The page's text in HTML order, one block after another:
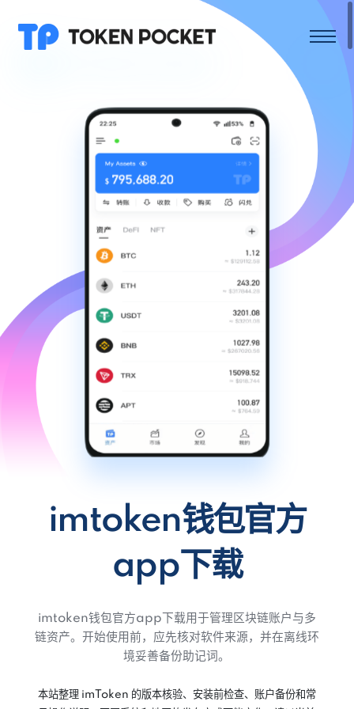
imtoken钱包官方
app下载
imtoken钱包官方app下载用于管理区块链账户与多
链资产。开始使用前，应先核对软件来源，并在离线环
境妥善备份助记词。
本站整理 imToken 的版本核验、安装前检查、账户备份和常